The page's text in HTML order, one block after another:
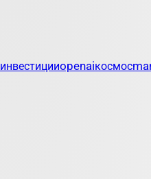
инвестицииopenaiкосмос